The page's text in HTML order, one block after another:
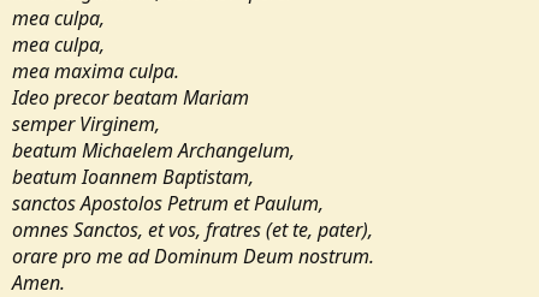
mea culpa,
mea culpa,
mea maxima culpa.
Ideo precor beatam Mariam
semper Virginem,
beatum Michaelem Archangelum,
beatum Ioannem Baptistam,
sanctos Apostolos Petrum et Paulum,
omnes Sanctos, et vos, fratres (et te, pater),
orare pro me ad Dominum Deum nostrum.
Amen.